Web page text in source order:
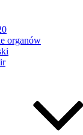
organów